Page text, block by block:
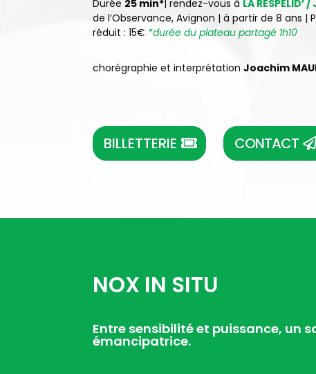
Durée 25 min*|rendez-vous à LA RESPÉLID’
de l’Observance, Avignon | à partir de 8 ans |
réduit : 15€ *durée du plateau partagé 1h10
chorégraphie et interprétationJoachim
BILLETTERIE CONTACT
NOX IN SITU
Entre sensibilité et puissance, un
émancipatrice.